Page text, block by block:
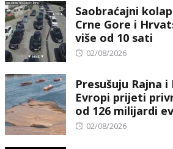
Saobraćajni
Crne Gore i
više od 10 sati
Posted
02/08/2026
Presušuju Rajna i
Evropi prijeti
od 126 milijardi
Posted
02/08/2026